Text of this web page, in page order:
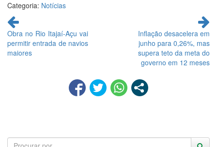
Categoria: Notícias
Continue
lendo
Obra no Rio Itajaí-Açu vai
permitir entrada de navios
maiores
Inflação desacelera em
junho para 0,26%, mas
supera teto da meta do
governo em 12 meses